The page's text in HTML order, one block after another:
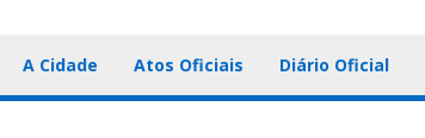
A Cidade Atos Oficiais Diário Oficial